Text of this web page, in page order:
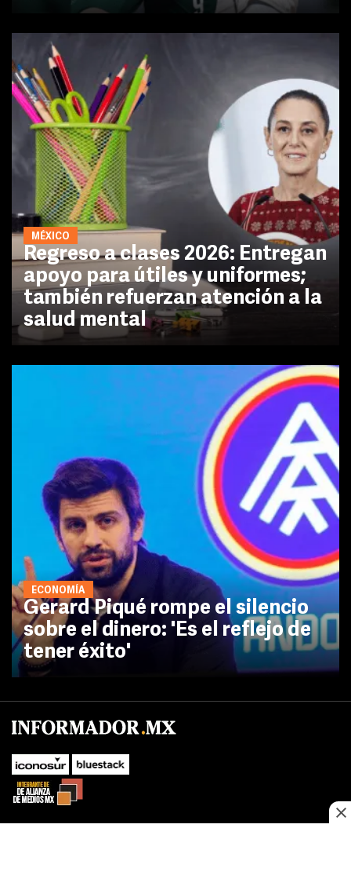
MÉXICO
Regreso a clases 2026: Entregan
apoyo para útiles y uniformes;
también refuerzan atención a la
salud mental
ECONOMÍA
Gerard Piqué rompe el silencio
sobre el dinero: 'Es el reflejo de
tener éxito'